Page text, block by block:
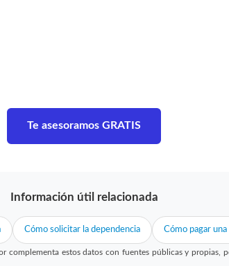
Te asesoramos GRATIS
Información útil relacionada
Cómo solicitar la dependencia Cómo pagar
estos datos con fuentes públicas y propias,